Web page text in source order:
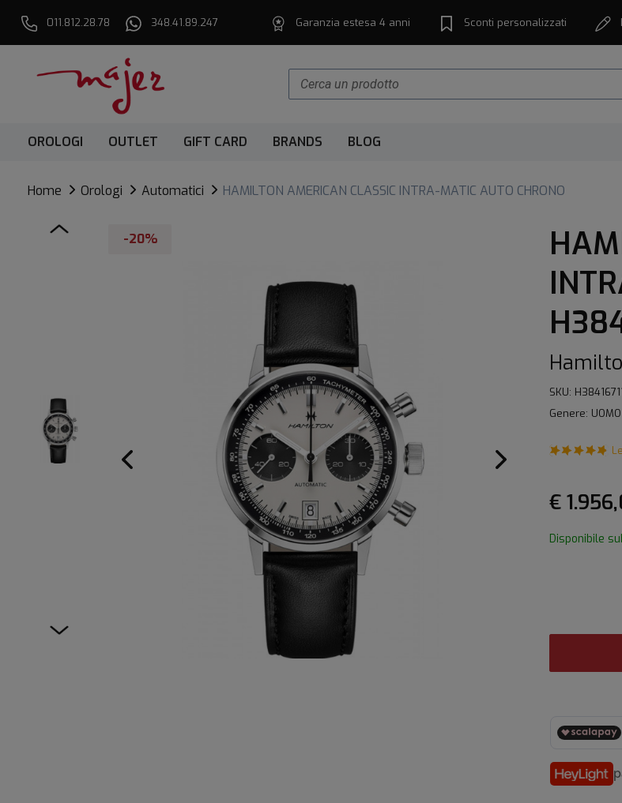
011.812.28.78 348.41.89.247 Garanzia estesa 4 anni Sconti personalizzati
OROLOGI OUTLET GIFT CARD BRANDS BLOG
Home Orologi Automatici HAMILTON AMERICAN CLASSIC INTRA-MATIC AUTO CHRONO
-20%
SKU:
Genere: UOMO
€
Disponibile